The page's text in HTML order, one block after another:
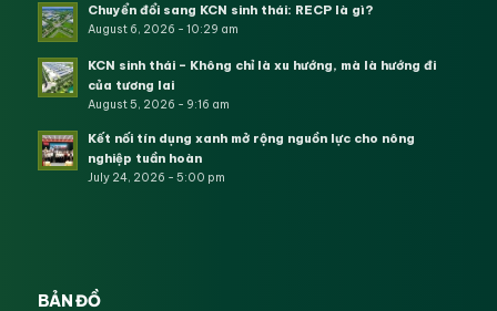
Chuyển đổi sang KCN sinh thái: RECP là gì?
August 6, 2026 - 10:29 am
KCN sinh thái – Không chỉ là xu hướng, mà là hướng đi
của tương lai
August 5, 2026 - 9:16 am
Kết nối tín dụng xanh mở rộng nguồn lực cho nông
nghiệp tuần hoàn
July 24, 2026 - 5:00 pm
BẢN ĐỒ